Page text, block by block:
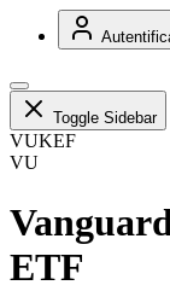
Toggle Sidebar
VUKEF
VU
ETF